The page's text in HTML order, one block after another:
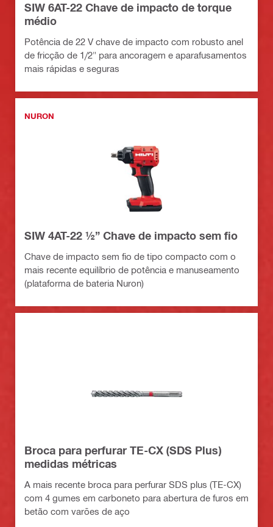
SIW 6AT-22 Chave de impacto de torque
médio
Potência de 22 V chave de impacto com robusto anel
de fricção de 1/2" para ancoragem e aparafusamentos
mais rápidas e seguras
NURON
SIW 4AT-22 ½” Chave de impacto sem fio
Chave de impacto sem fio de tipo compacto com o
mais recente equilíbrio de potência e manuseamento
(plataforma de bateria Nuron)
Broca para perfurar TE-CX (SDS Plus)
medidas métricas
A mais recente broca para perfurar SDS plus (TE-CX)
com 4 gumes em carboneto para abertura de furos em
betão com varões de aço